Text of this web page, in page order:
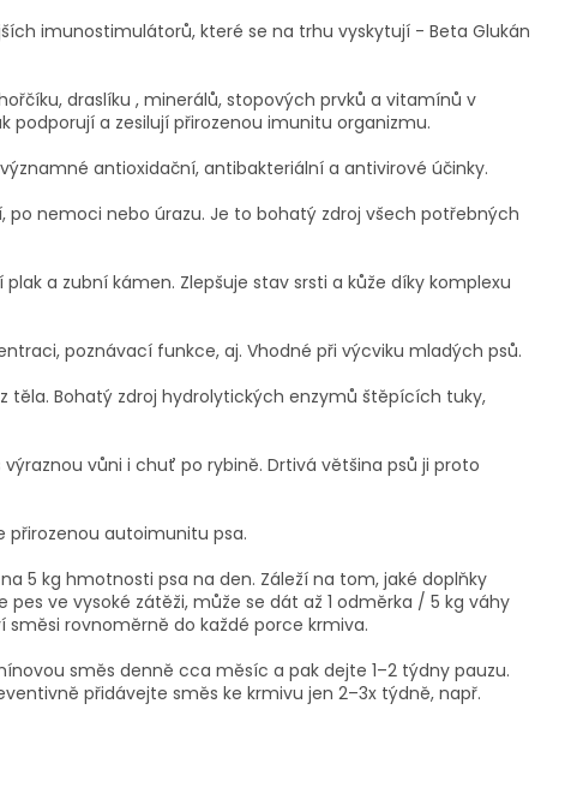
imunostimulátorů, které se na trhu vyskytují - Beta Glukán
draslíku , minerálů, stopových prvků a vitamínů v
podporují a zesilují přirozenou imunitu organizmu.
antioxidační, antibakteriální a antivirové účinky.
po nemoci nebo úrazu. Je to bohatý zdroj všech potřebných
a zubní kámen. Zlepšuje stav srsti a kůže díky komplexu
poznávací funkce, aj. Vhodné při výcviku mladých psů.
těla. Bohatý zdroj hydrolytických enzymů štěpících tuky,
vůni i chuť po rybině. Drtivá většina psů ji proto
přirozenou autoimunitu psa.
5 kg hmotnosti psa na den. Záleží na tom, jaké doplňky
ve vysoké zátěži, může se dát až 1 odměrka / 5 kg váhy
rovnoměrně do každé porce krmiva.
směs denně cca měsíc a pak dejte 1–⁠2 týdny pauzu.
přidávejte směs ke krmivu jen 2–⁠3x týdně, např.